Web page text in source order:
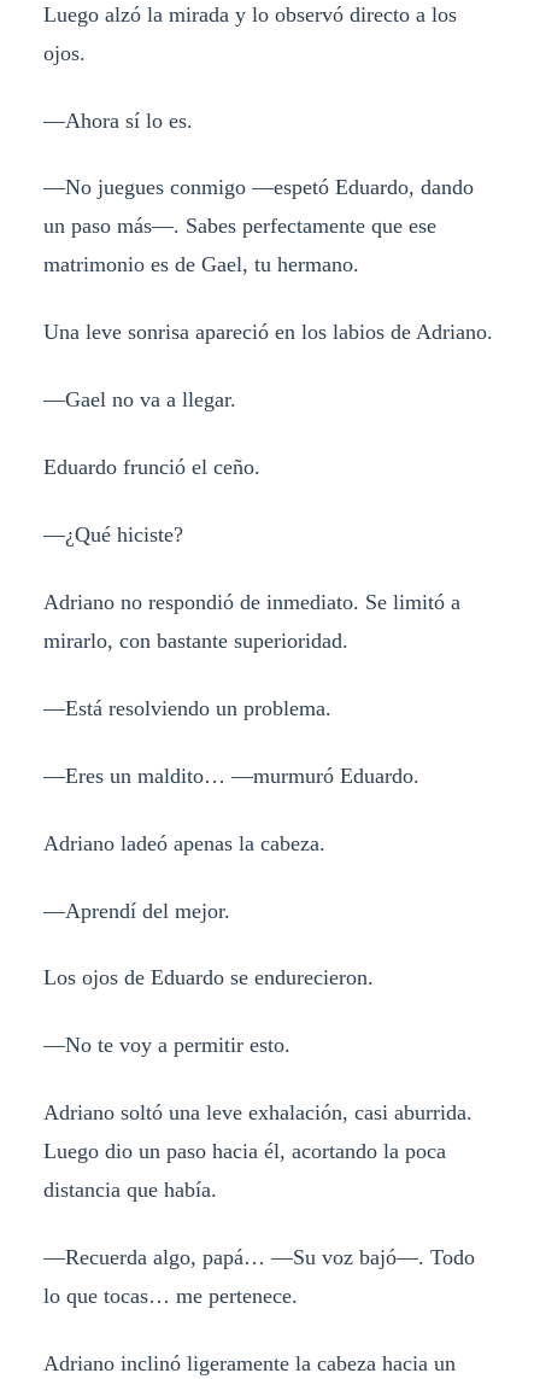
Luego alzó la mirada y lo observó directo a los
ojos.
—Ahora sí lo es.
—No juegues conmigo —espetó Eduardo, dando
un paso más—. Sabes perfectamente que ese
matrimonio es de Gael, tu hermano.
Una leve sonrisa apareció en los labios de Adriano.
—Gael no va a llegar.
Eduardo frunció el ceño.
—¿Qué hiciste?
Adriano no respondió de inmediato. Se limitó a
mirarlo, con bastante superioridad.
—Está resolviendo un problema.
—Eres un maldito… —murmuró Eduardo.
Adriano ladeó apenas la cabeza.
—Aprendí del mejor.
Los ojos de Eduardo se endurecieron.
—No te voy a permitir esto.
Adriano soltó una leve exhalación, casi aburrida.
Luego dio un paso hacia él, acortando la poca
distancia que había.
—Recuerda algo, papá… —Su voz bajó—. Todo
lo que tocas… me pertenece.
Adriano inclinó ligeramente la cabeza hacia un